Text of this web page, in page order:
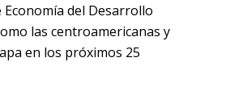
del Desarrollo
las centroamericanas y
en los próximos 25